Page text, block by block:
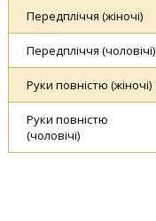
Передпліччя (жіночі)
Передпліччя (чоловічі)
Руки повністю (жіночі)
Руки повністю
(чоловічі)